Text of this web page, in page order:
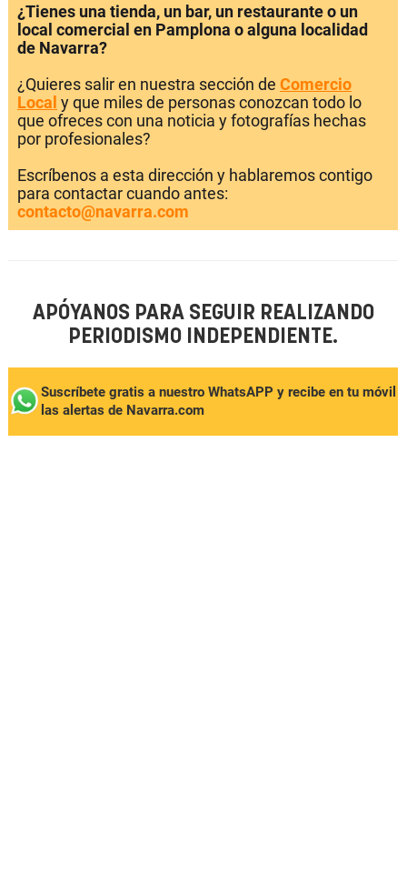
¿Tienes una tienda, un bar, un restaurante o un
local comercial en Pamplona o alguna localidad
de Navarra?
¿Quieres salir en nuestra sección de Comercio
Local y que miles de personas conozcan todo lo
que ofreces con una noticia y fotografías hechas
por profesionales?
Escríbenos a esta dirección y hablaremos contigo
para contactar cuando antes:
contacto@navarra.com
APÓYANOS PARA SEGUIR REALIZANDO
PERIODISMO INDEPENDIENTE.
Suscríbete gratis a nuestro WhatsAPP y recibe en tu móvil
las alertas de Navarra.com